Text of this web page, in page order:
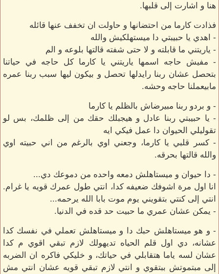
هنا و اشارت إلى قلبها.
فذادت كارما من احتضانها و حاولت ان تخفف عنها قائله
- اهدي يا حبيبتي دا ميستهلكيش والله
- ياريتني ما قابلته و لا حتى شفته قالتها بلوعه و الم
- مفيش حاجه اسمها ياريتني يا كارما كل حاجه في حياتنا
بتحصل عشان ربنا رايدلها تحصل و بيكون ليها سبب ربنا عمره
مابيعملنا حاجه وحشه.
- و بردو ربنا مبيرضاش بالظلم يا كارما
- يا حبيبتي ربنا عادل و هيجبلك حقك من إلى ظلمك، بس لو
تقوليلي الحيوان دا عمل فيكي ايه
- كسر قلبي يا كارما، وجعني اوي بالرغم من اني حبيته اوي
والله قالتها بحرقه.
- دا حيوان و ميستاهلش دمعه واحده من دموعك دي...
انا اول مرة اشوفك ضعيفه كدا، انتي طول عمرك قويه يا غرام.
انتي إلى كنتي بتقويني يوم موت بابا الله يرحمه...
- يمكن عشان عمري ما حبيت حد قده في الدنيا.
- و هو ميستاهلش حبك دا و ميستاهلش تعملي في نفسك كدا
عشانه، دي اول قلم الحياه تديهولك لازم تبقي اقوي م كدا
عشان لسه ياما هتقابلي في حياتك، و خليكي فاكره ان الضربه
إلى مبتموتش ببتقوي و انتي لازم تبقي قويه عشان انتي مش